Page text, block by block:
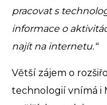
pracovat s
informace o
najít na internetu.“
Větší zájem o
technologií vnímá i